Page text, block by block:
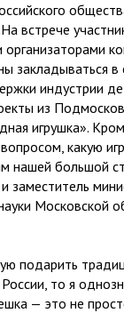
На встрече
закладываться в
индустрии
из
игрушка».
какую
нашей большой
заместитель
Московской
подарить
то я
— это не